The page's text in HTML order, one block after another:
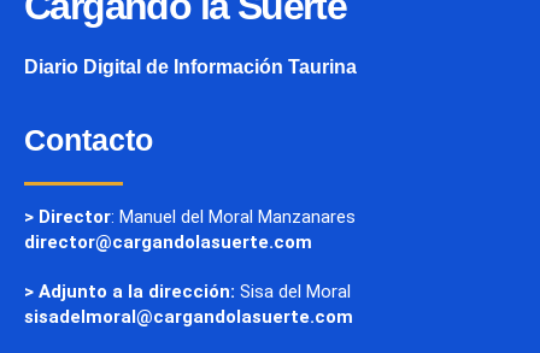
Diario Digital de Información Taurina
Contacto
> Director: Manuel del Moral Manzanares
director@cargandolasuerte.com
> Adjunto a la dirección: Sisa del Moral
sisadelmoral@cargandolasuerte.com